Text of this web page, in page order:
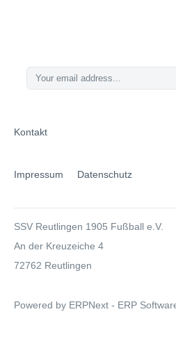
Kontakt
Impressum Datenschutz
SSV Reutlingen 1905 Fußball e.V.
An der Kreuzeiche 4
72762 Reutlingen
Powered by ERPNext - ERP